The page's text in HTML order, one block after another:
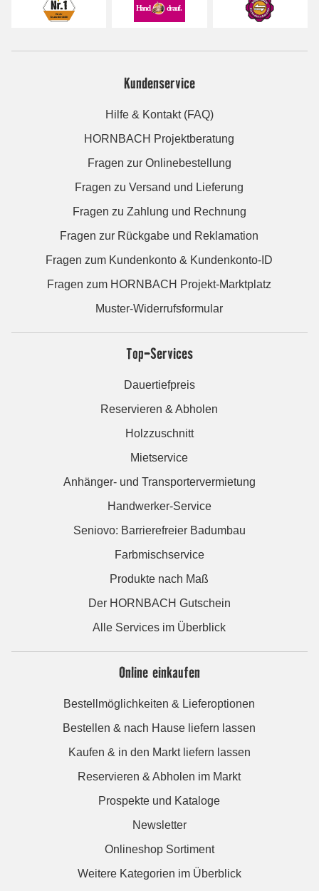
Kundenservice
Hilfe & Kontakt (FAQ)
HORNBACH Projektberatung
Fragen zur Onlinebestellung
Fragen zu Versand und Lieferung
Fragen zu Zahlung und Rechnung
Fragen zur Rückgabe und Reklamation
Fragen zum Kundenkonto & Kundenkonto-ID
Fragen zum HORNBACH Projekt-Marktplatz
Muster-Widerrufsformular
Top-Services
Dauertiefpreis
Reservieren & Abholen
Holzzuschnitt
Mietservice
Anhänger- und Transportervermietung
Handwerker-Service
Seniovo: Barrierefreier Badumbau
Farbmischservice
Produkte nach Maß
Der HORNBACH Gutschein
Alle Services im Überblick
Online einkaufen
Bestellmöglichkeiten & Lieferoptionen
Bestellen & nach Hause liefern lassen
Kaufen & in den Markt liefern lassen
Reservieren & Abholen im Markt
Prospekte und Kataloge
Newsletter
Onlineshop Sortiment
Weitere Kategorien im Überblick